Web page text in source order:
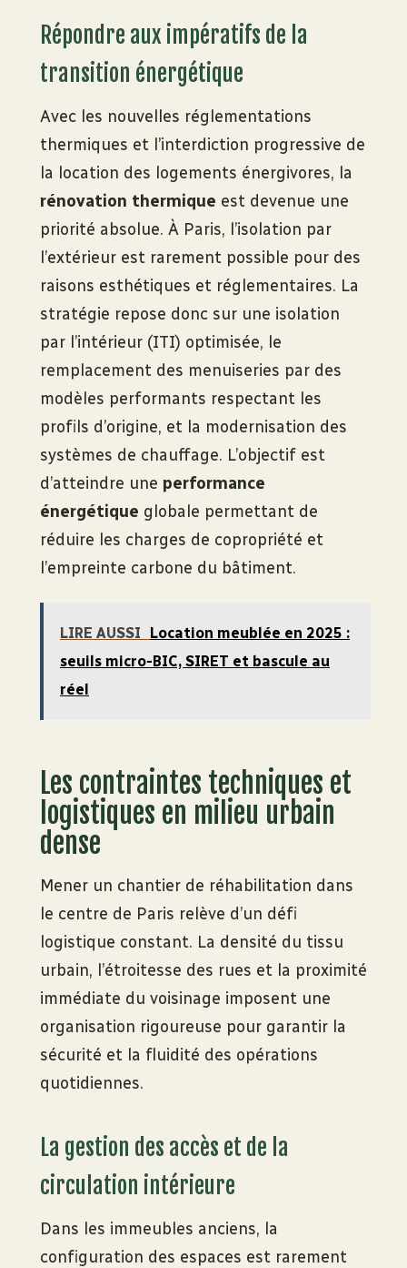
Répondre aux impératifs de la
transition énergétique
Avec les nouvelles réglementations
thermiques et l’interdiction progressive de
la location des logements énergivores, la
rénovation thermique est devenue une
priorité absolue. À Paris, l’isolation par
l’extérieur est rarement possible pour des
raisons esthétiques et réglementaires. La
stratégie repose donc sur une isolation
par l’intérieur (ITI) optimisée, le
remplacement des menuiseries par des
modèles performants respectant les
profils d’origine, et la modernisation des
systèmes de chauffage. L’objectif est
d’atteindre une performance
énergétique globale permettant de
réduire les charges de copropriété et
l’empreinte carbone du bâtiment.
LIRE AUSSI
Location meublée en 2025 :
seuils micro-BIC, SIRET et bascule au
réel
Les contraintes techniques et
logistiques en milieu urbain
dense
Mener un chantier de réhabilitation dans
le centre de Paris relève d’un défi
logistique constant. La densité du tissu
urbain, l’étroitesse des rues et la proximité
immédiate du voisinage imposent une
organisation rigoureuse pour garantir la
sécurité et la fluidité des opérations
quotidiennes.
La gestion des accès et de la
circulation intérieure
Dans les immeubles anciens, la
configuration des espaces est rarement